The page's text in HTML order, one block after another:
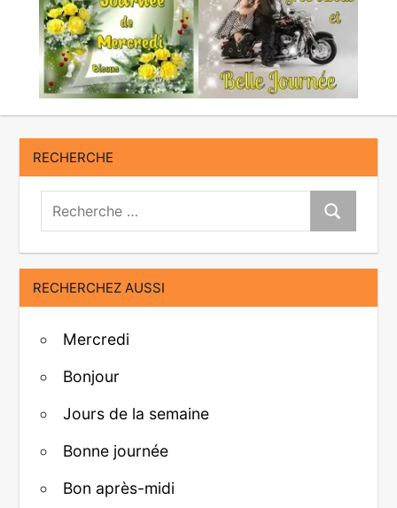
RECHERCHE
Recherche:
Recherche
RECHERCHEZ AUSSI
Mercredi
Bonjour
Jours de la semaine
Bonne journée
Bon après-midi